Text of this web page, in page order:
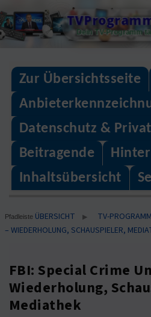
Skip
to
Dein TV-Programm
Zur Übersichtsseite
Datenschutz &
Beitragende
Inhaltsübersicht
Pfadleiste ÜBERSICHT ▶ TV-PROGRAMM
– WIEDERHOLUNG, SCHAUSPIELER,
FBI: Special Crime
Wiederholung,
Mediathek